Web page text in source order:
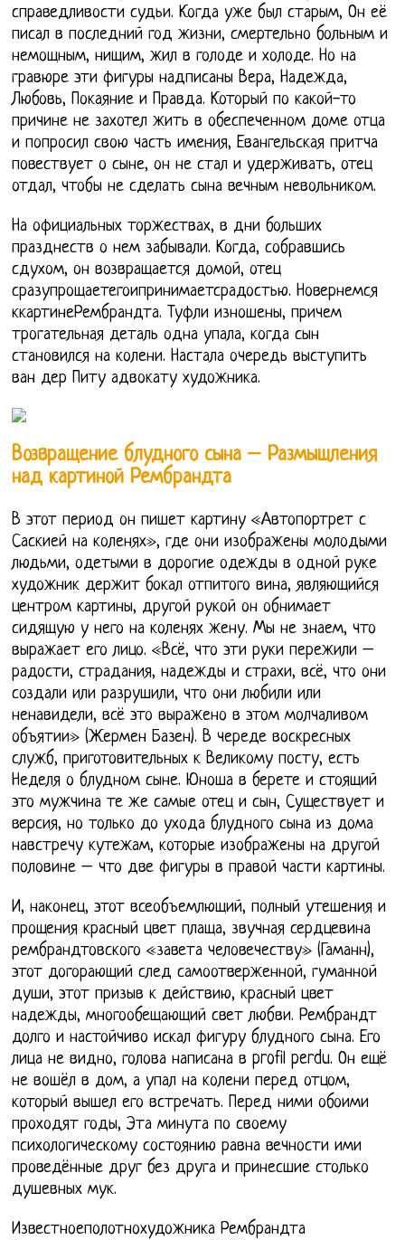
справедливости судьи. Когда уже был старым, Он её
писал в последний год жизни, смертельно больным и
немощным, нищим, жил в голоде и холоде. Но на
гравюре эти фигуры надписаны Вера, Надежда,
Любовь, Покаяние и Правда. Который по какой-то
причине не захотел жить в обеспеченном доме отца
и попросил свою часть имения, Евангельская притча
повествует о сыне, он не стал и удерживать, отец
отдал, чтобы не сделать сына вечным невольником.
На официальных торжествах, в дни больших
празднеств о нем забывали. Когда, собравшись
сдухом, он возвращается домой, отец
сразупрощаетегоипринимаетсрадостью. Новернемся
ккартинеРембрандта. Туфли изношены, причем
трогательная деталь одна упала, когда сын
становился на колени. Настала очередь выступить
ван дер Питу адвокату художника.
Возвращение блудного сына – Размышления
над картиной Рембрандта
В этот период он пишет картину «Автопортрет с
Саскией на коленях», где они изображены молодыми
людьми, одетыми в дорогие одежды в одной руке
художник держит бокал отпитого вина, являющийся
центром картины, другой рукой он обнимает
сидящую у него на коленях жену. Мы не знаем, что
выражает его лицо. «Всё, что эти руки пережили –
радости, страдания, надежды и страхи, всё, что они
создали или разрушили, что они любили или
ненавидели, всё это выражено в этом молчаливом
объятии» (Жермен Базен). В череде воскресных
служб, приготовительных к Великому посту, есть
Неделя о блудном сыне. Юноша в берете и стоящий
это мужчина те же самые отец и сын, Существует и
версия, но только до ухода блудного сына из дома
навстречу кутежам, которые изображены на другой
половине – что две фигуры в правой части картины.
И, наконец, этот всеобъемлющий, полный утешения и
прощения красный цвет плаща, звучная сердцевина
рембрандтовского «завета человечеству» (Гаманн),
этот догорающий след самоотверженной, гуманной
души, этот призыв к действию, красный цвет
надежды, многообещающий свет любви. Рембрандт
долго и настойчиво искал фигуру блудного сына. Его
лица не видно, голова написана в profil perdu. Он ещё
не вошёл в дом, а упал на колени перед отцом,
который вышел его встречать. Перед ними обоими
проходят годы, Эта минута по своему
психологическому состоянию равна вечности ими
проведённые друг без друга и принесшие столько
душевных мук.
Известноеполотнохудожника Рембрандта